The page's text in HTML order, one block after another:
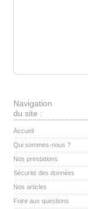
Navigation
du site :
Accueil
Qui sommes-nous ?
Nos prestations
Sécurité des données
Nos articles
Foire aux questions